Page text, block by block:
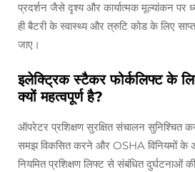
प्रदर्शन जैसे दृश्य और कार्यात्मक मूल्यांकन पर
ही बैटरी के स्वास्थ्य और त्रुटि कोड के लिए
जाए।
इलेक्ट्रिक स्टैकर फोर्कलिफ्ट के
क्यों महत्वपूर्ण है?
ऑपरेटर प्रशिक्षण सुरक्षित संचालन सुनिश्चित
समझ विकसित करने और OSHA विनियमों के
नियमित प्रशिक्षण लिफ्ट से संबंधित दुर्घटनाओं